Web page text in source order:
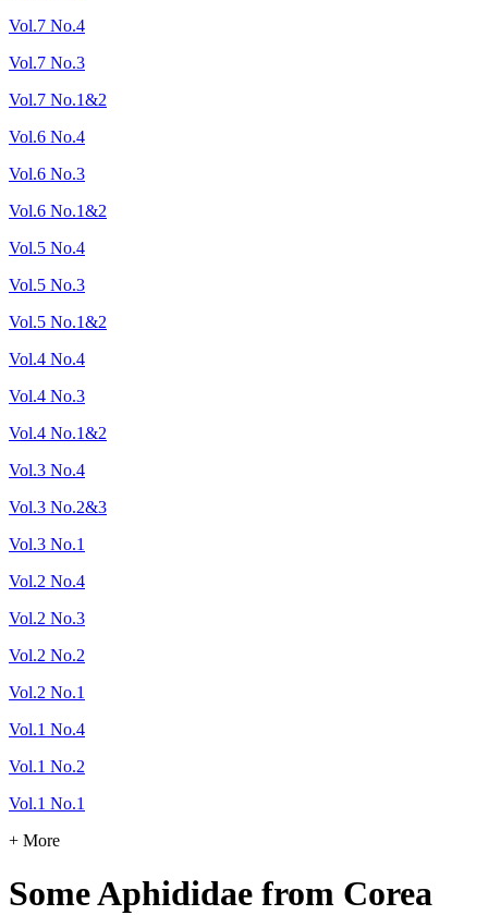
Vol.7 No.4
Vol.7 No.3
Vol.7 No.1&2
Vol.6 No.4
Vol.6 No.3
Vol.6 No.1&2
Vol.5 No.4
Vol.5 No.3
Vol.5 No.1&2
Vol.4 No.4
Vol.4 No.3
Vol.4 No.1&2
Vol.3 No.4
Vol.3 No.2&3
Vol.3 No.1
Vol.2 No.4
Vol.2 No.3
Vol.2 No.2
Vol.2 No.1
Vol.1 No.4
Vol.1 No.2
Vol.1 No.1
+ More
Some Aphididae from Corea